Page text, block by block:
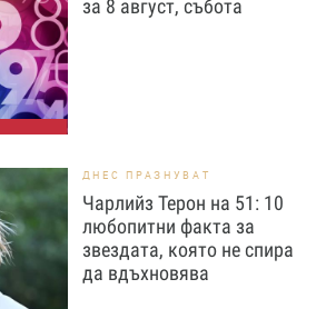
за 8 август, събота
ДНЕС ПРАЗНУВАТ
Чарлийз Терон на 51: 10
любопитни факта за
звездата, която не спира
да вдъхновява